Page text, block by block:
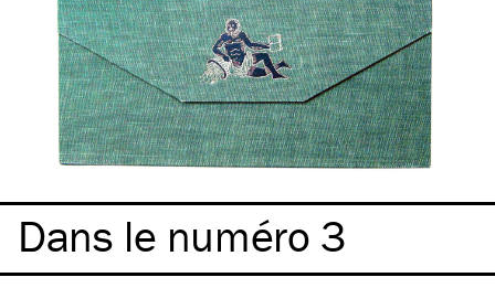
Dans le numéro 3